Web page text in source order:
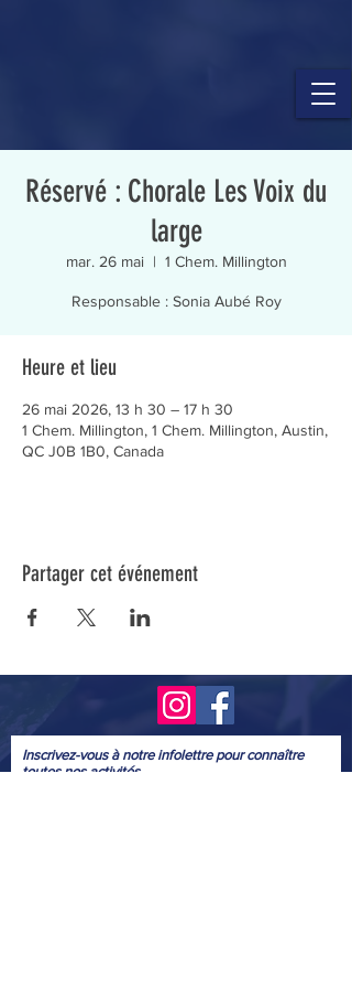
Réservé : Chorale Les Voix du
large
mar. 26 mai
  |
1 Chem. Millington
Responsable : Sonia Aubé Roy
Heure et lieu
26 mai 2026, 13 h 30 – 17 h 30
1 Chem. Millington, 1 Chem. Millington, Austin,
QC J0B 1B0, Canada
Partager cet événement
Inscrivez-vous à notre infolettre pour connaître
toutes nos activités.